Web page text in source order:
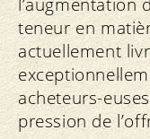
teneur en
actuellement
acheteurs-
pression de